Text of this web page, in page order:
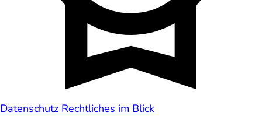
Datenschutz Rechtliches im Blick